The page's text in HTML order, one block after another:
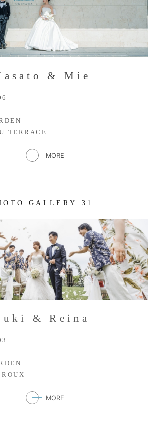
a sat o & Mie
TERRACE
MORE
O TO GA L LE RY 3 1
u ki & R e ina
MORE